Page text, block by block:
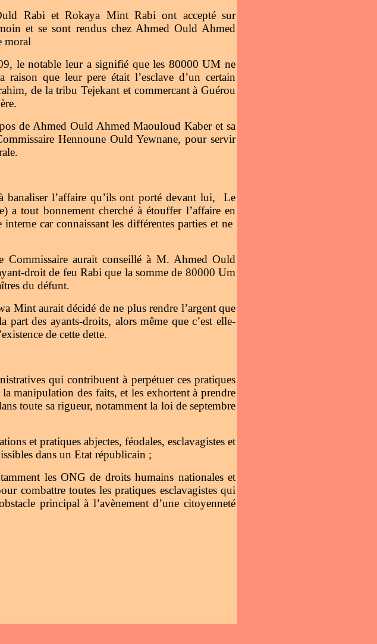
Rabi et Rokaya Mint Rabi ont accepté sur
et se sont rendus chez Ahmed Ould Ahmed
moral
le notable leur a signifié que les 80000 UM ne
que leur pere était l’esclave d’un certain
de la tribu Tejekant et commercant à Guérou
de Ahmed Ould Ahmed Maouloud Kaber et sa
Hennoune Ould Yewnane, pour servir
banaliser l’affaire qu’ils ont porté devant lui, Le
a tout bonnement cherché à étouffer l’affaire en
car connaissant les différentes parties et ne
Commissaire aurait conseillé à M. Ahmed Ould
droit de feu Rabi que la somme de 80000 Um
du défunt.
Mint aurait décidé de ne plus rendre l’argent que
part des ayants-droits, alors même que c’est elle-
de cette dette.
qui contribuent à perpétuer ces pratiques
manipulation des faits, et les exhortent à prendre
toute sa rigueur, notamment la loi de septembre
et pratiques abjectes, féodales, esclavagistes et
dans un Etat républicain ;
les ONG de droits humains nationales et
combattre toutes les pratiques esclavagistes qui
principal à l’avènement d’une citoyenneté